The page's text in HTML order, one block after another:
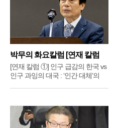
박무의 화요칼럼 [연재 칼럼
①]
[연재 칼럼 ①] 인구 급감의 한국 vs
인구 과잉의 대국 : ‘인간 대체’의